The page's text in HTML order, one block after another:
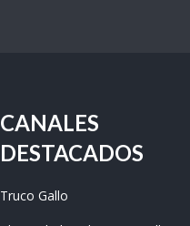
CANALES
DESTACADOS
Truco Gallo